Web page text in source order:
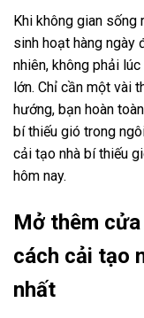
Khi không gian sống
sinh hoạt hàng ngày
nhiên, không phải
lớn. Chỉ cần một vài
hướng, bạn hoàn
bí thiếu gió trong
cải tạo nhà bí thiếu
hôm nay.
Mở thêm
cách cải tạo
nhất